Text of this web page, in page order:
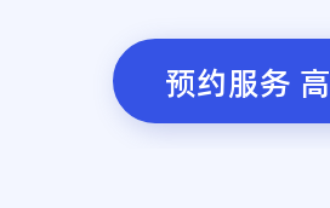
预约服务